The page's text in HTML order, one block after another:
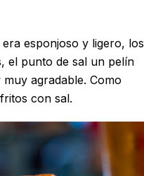
esponjoso y ligero, los
el punto de sal un pelín
agradable. Como
con sal.